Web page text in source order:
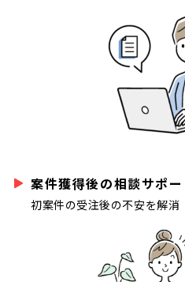
案件獲得後の相談サポー
初案件の受注後の不安を解消